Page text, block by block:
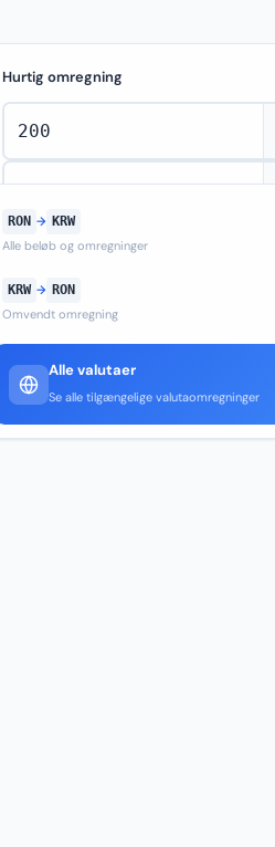
Hurtig omregning
RON → KRW
Alle beløb og omregninger
KRW → RON
Omvendt omregning
Alle valutaer
Se alle tilgængelige valutaomregninger